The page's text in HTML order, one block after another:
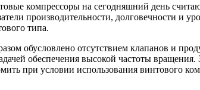
компрессоры на сегодняшний день
производительности, долговечности и
типа.
обусловлено отсутствием клапанов и
обеспечения высокой частоты
при условии использования винтового